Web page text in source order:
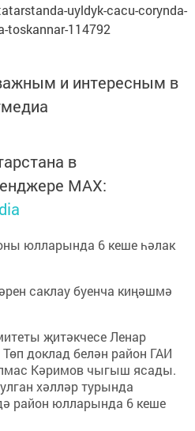
uyldyk-cacu-corynda-
toskannar-114792
и интересным в
в
MАХ:
юлларында 6 кеше һәлак
саклау буенча киңәшмә
җитәкчесе Ленар
доклад белән район ГАИ
Кәримов чыгыш ясады.
хәлләр турында
район юлларында 6 кеше